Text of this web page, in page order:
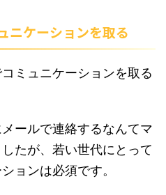
ニケーションを取る
ミュニケーションを取る
ールで連絡するなんてマ
たが、若い世代にとって
ョンは必須です。